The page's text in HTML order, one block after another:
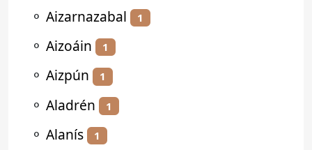
⚬ Aizarnazabal 1
⚬ Aizoáin 1
⚬ Aizpún 1
⚬ Aladrén 1
⚬ Alanís 1